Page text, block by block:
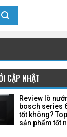
CẬP NHẬT
Review lò
bosch series
tốt không?
sản phẩm tốt